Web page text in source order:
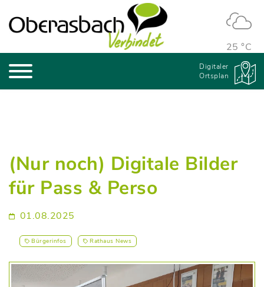
25 °C
Digitaler
Ortsplan
(Nur noch) Digitale Bilder
für Pass & Perso
01.08.2025
Bürgerinfos Rathaus News